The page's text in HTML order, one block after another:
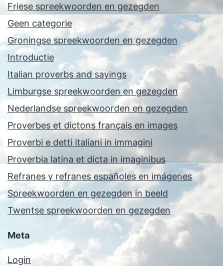
Friese spreekwoorden en gezegden
Geen categorie
Groningse spreekwoorden en gezegden
Introductie
Italian proverbs and sayings
Limburgse spreekwoorden en gezegden
Nederlandse spreekwoorden en gezegden
Proverbes et dictons français en images
Proverbi e detti italiani in immagini
Proverbia latina et dicta in imaginibus
Refranes y refranes españoles en imágenes
Spreekwoorden en gezegden in beeld
Twentse spreekwoorden en gezegden
Meta
Login